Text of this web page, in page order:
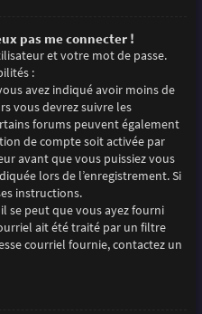
pas me connecter !
et votre mot de passe.
:
avez indiqué avoir moins de
vous devrez suivre les
forums peuvent également
de compte soit activée par
avant que vous puissiez vous
lors de l’enregistrement. Si
instructions.
se peut que vous ayez fourni
ait été traité par un filtre
courriel fournie, contactez un